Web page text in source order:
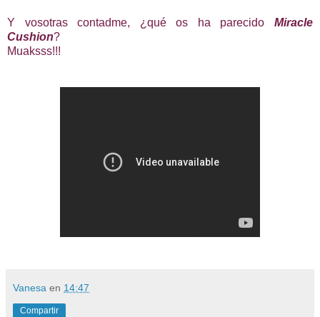
Y vosotras contadme, ¿qué os ha parecido Miracle
Cushion?
Muaksss!!!
Vanesa en 14:47
Compartir